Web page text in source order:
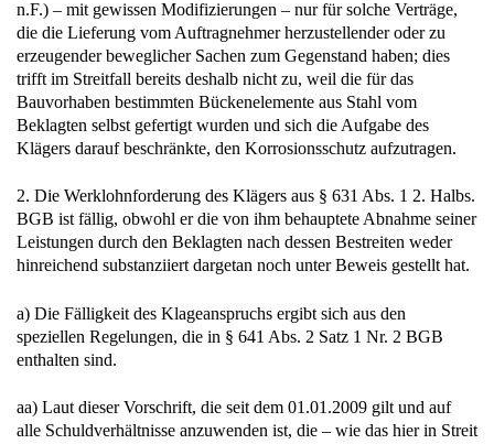
n.F.) – mit gewissen Modifizierungen – nur für solche Verträge,
die die Lieferung vom Auftragnehmer herzustellender oder zu
erzeugender beweglicher Sachen zum Gegenstand haben; dies
trifft im Streitfall bereits deshalb nicht zu, weil die für das
Bauvorhaben bestimmten Bückenelemente aus Stahl vom
Beklagten selbst gefertigt wurden und sich die Aufgabe des
Klägers darauf beschränkte, den Korrosionsschutz aufzutragen.
2. Die Werklohnforderung des Klägers aus § 631 Abs. 1 2. Halbs.
BGB ist fällig, obwohl er die von ihm behauptete Abnahme seiner
Leistungen durch den Beklagten nach dessen Bestreiten weder
hinreichend substanziiert dargetan noch unter Beweis gestellt hat.
a) Die Fälligkeit des Klageanspruchs ergibt sich aus den
speziellen Regelungen, die in § 641 Abs. 2 Satz 1 Nr. 2 BGB
enthalten sind.
aa) Laut dieser Vorschrift, die seit dem 01.01.2009 gilt und auf
alle Schuldverhältnisse anzuwenden ist, die – wie das hier in Streit